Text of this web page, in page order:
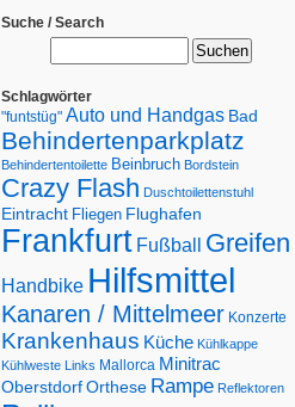
Suche / Search
Schlagwörter
"funtstüg" Auto und Handgas Bad
Behindertenparkplatz
Behindertentoilette Beinbruch Bordstein
Crazy Flash Duschtoilettenstuhl
Eintracht Fliegen Flughafen
Frankfurt Fußball Greifen
Handbike Hilfsmittel
Kanaren / Mittelmeer Konzerte
Krankenhaus Küche Kühlkappe
Kühlweste Links Mallorca Minitrac
OberstdorfOrthese Rampe Reflektoren